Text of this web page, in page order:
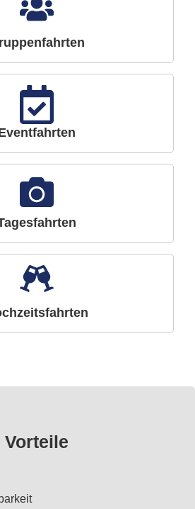
Vorteile